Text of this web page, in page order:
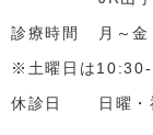
診療時間
月～
※土曜日は
休診日
日曜・